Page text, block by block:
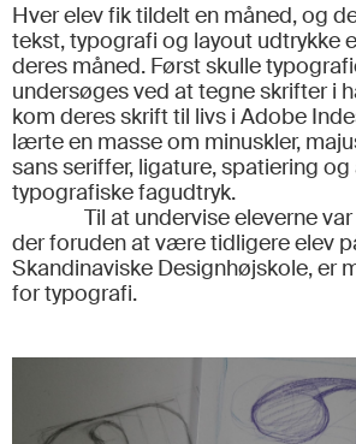
Hver elev fik tildelt en måned, og
tekst, typografi og layout udtrykke
deres måned. Først skulle
undersøges ved at tegne skrifter i
kom deres skrift til livs i Adobe
lærte en masse om minuskler,
sans seriffer, ligature, spatiering og
typografiske fagudtryk.
Til at undervise eleverne
der foruden at være tidligere elev
Skandinaviske Designhøjskole, er
for typografi.